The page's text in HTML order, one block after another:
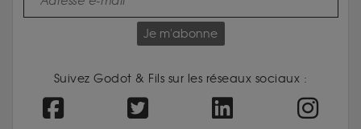
Je m'abonne
Suivez Godot & Fils sur les réseaux sociaux :